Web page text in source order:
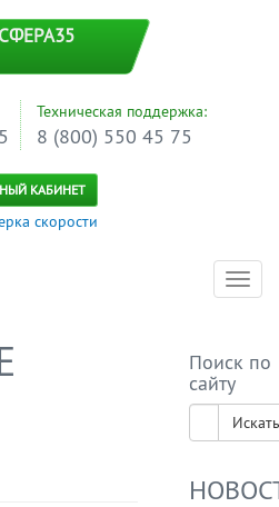
СФЕРА35
Техническая поддержка:
8 (800) 550 45 75
КАБИНЕТ
скорости
Поиск по
сайту